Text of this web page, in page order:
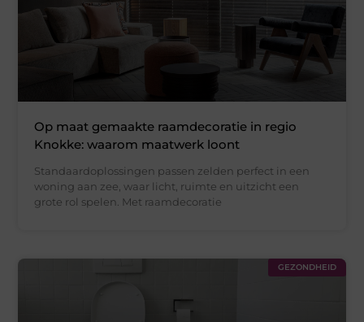
Op maat gemaakte raamdecoratie in regio
Knokke: waarom maatwerk loont
Standaardoplossingen passen zelden perfect in een
woning aan zee, waar licht, ruimte en uitzicht een
grote rol spelen. Met raamdecoratie
GEZONDHEID